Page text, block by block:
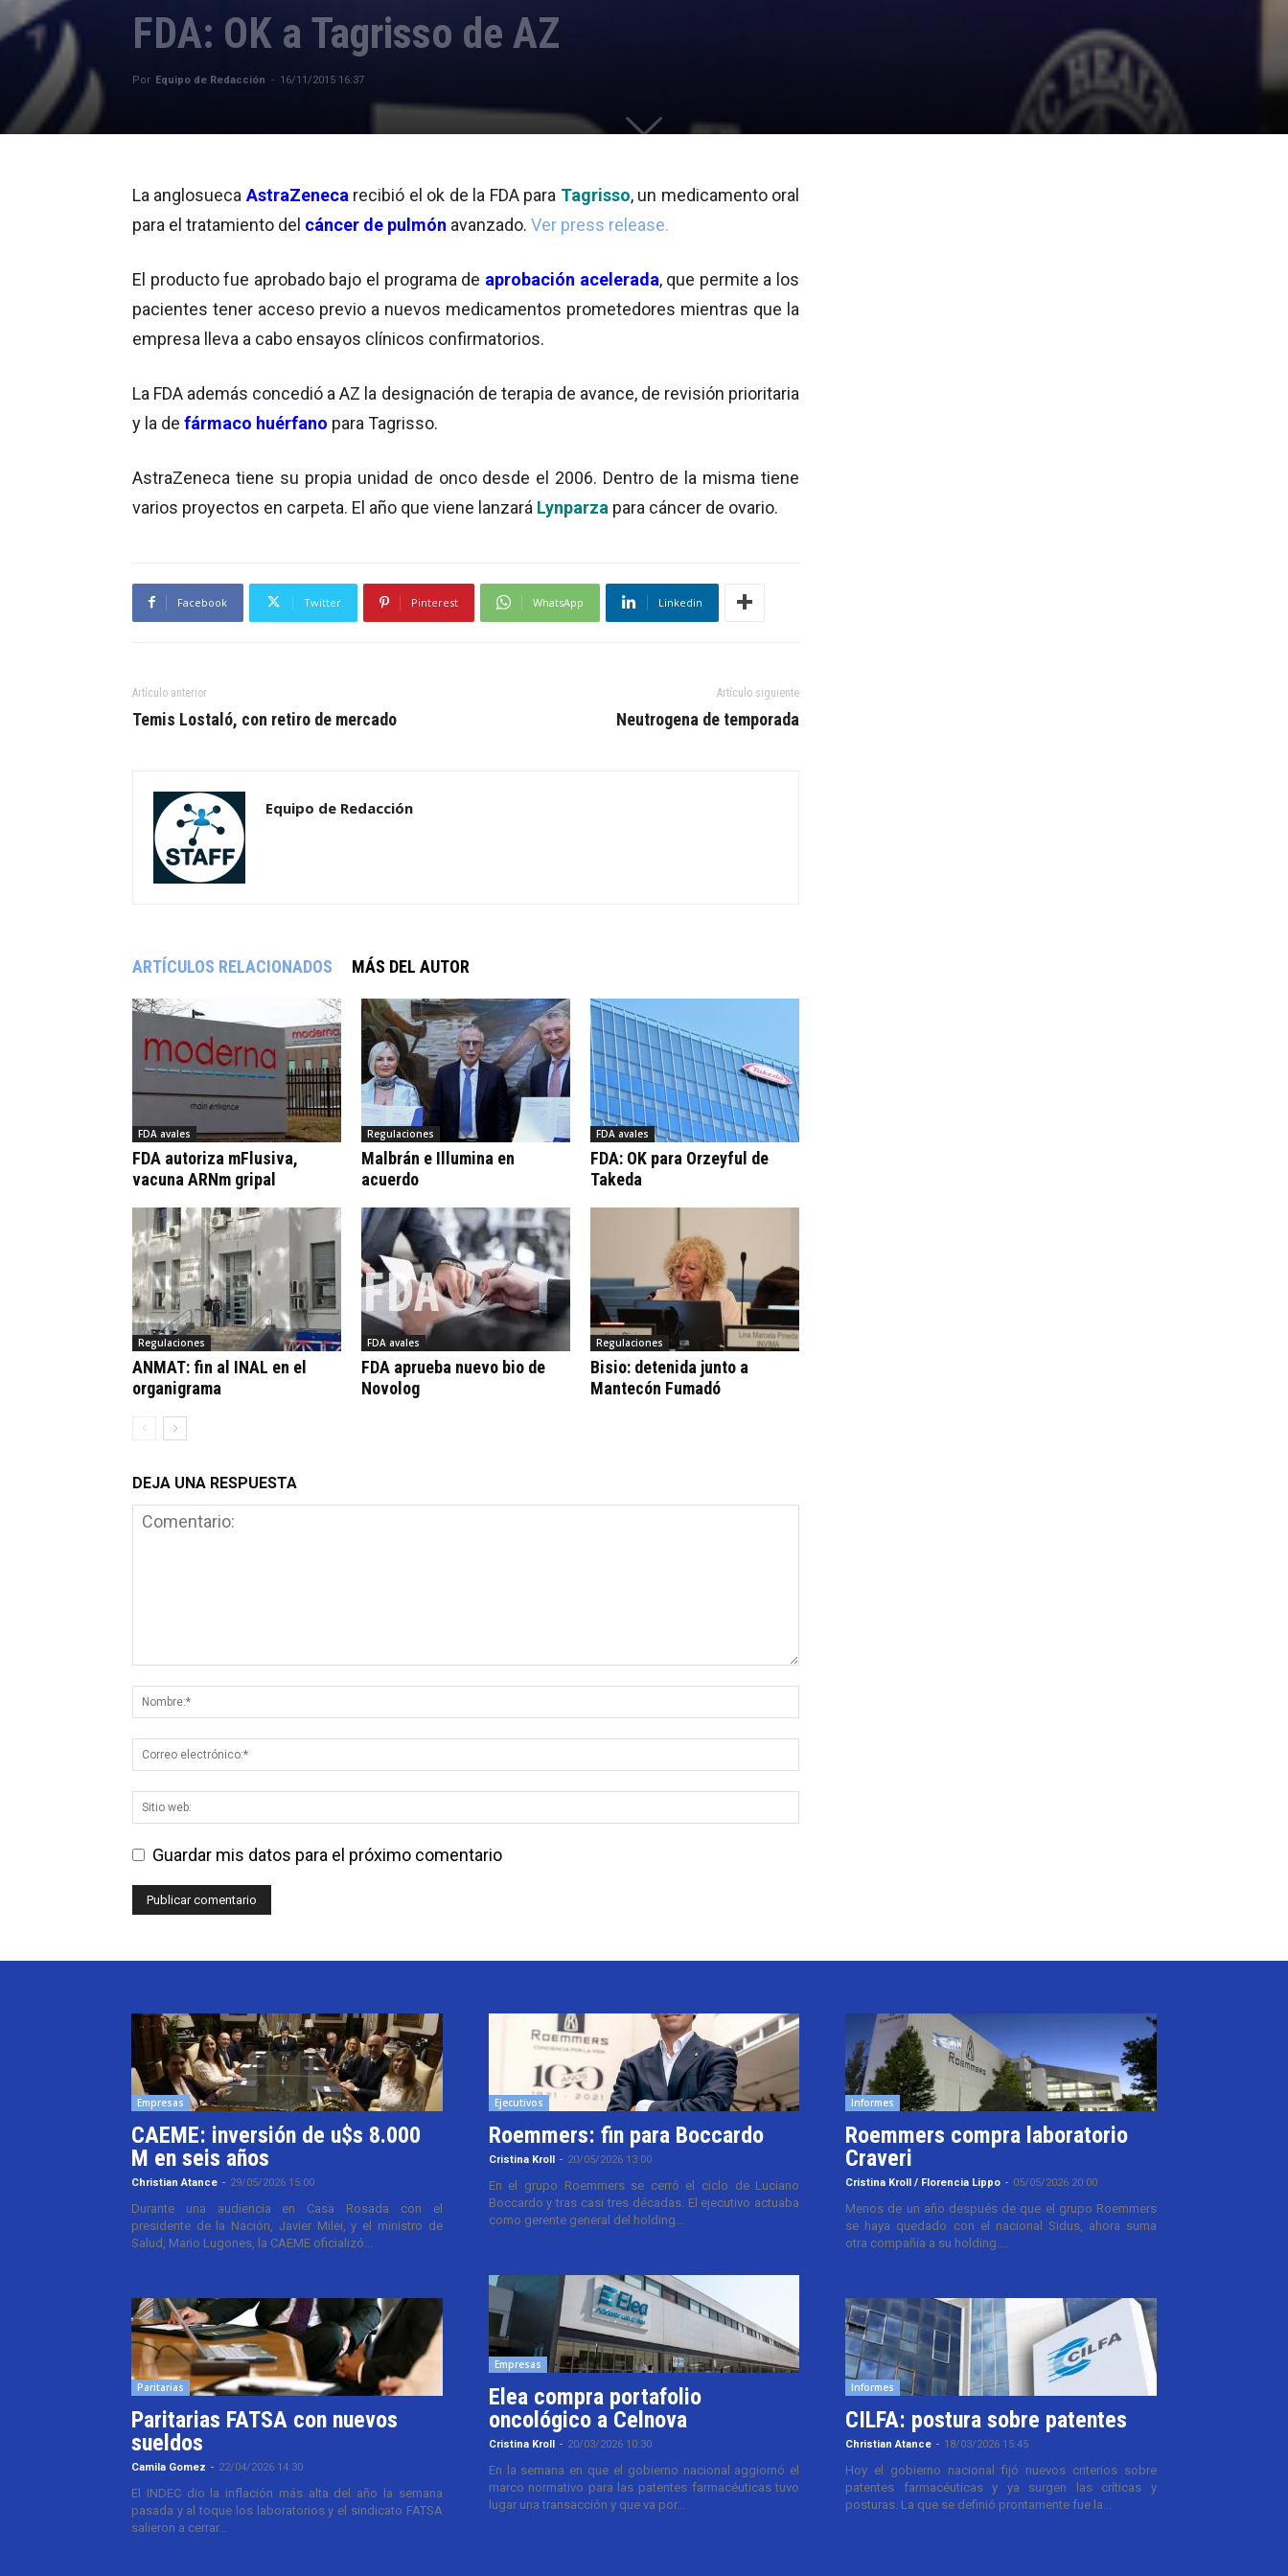
FDA: OK a Tagrisso de AZ
Por Equipo de Redacción - 16/11/2015 16:37
La anglosueca AstraZeneca recibió el ok de la FDA para Tagrisso, un medicamento oral
para el tratamiento del cáncer de pulmón avanzado. Ver press release.
El producto fue aprobado bajo el programa de aprobación acelerada, que permite a los
pacientes tener acceso previo a nuevos medicamentos prometedores mientras que la
empresa lleva a cabo ensayos clínicos confirmatorios.
La FDA además concedió a AZ la designación de terapia de avance, de revisión prioritaria
y la de fármaco huérfano para Tagrisso.
AstraZeneca tiene su propia unidad de onco desde el 2006. Dentro de la misma tiene
varios proyectos en carpeta. El año que viene lanzará Lynparza para cáncer de ovario.
Facebook Twitter Pinterest WhatsApp Linkedin
Artículo anterior
Temis Lostaló, con retiro de mercado
Artículo siguiente
Neutrogena de temporada
Equipo de Redacción
ARTÍCULOS RELACIONADOS MÁS DEL AUTOR
FDA avales
FDA autoriza mFlusiva,
vacuna ARNm gripal
Regulaciones
Malbrán e Illumina en
acuerdo
FDA avales
FDA: OK para Orzeyful de
Takeda
Regulaciones
ANMAT: fin al INAL en el
organigrama
FDA avales
FDA aprueba nuevo bio de
Novolog
Regulaciones
Bisio: detenida junto a
Mantecón Fumadó
DEJA UNA RESPUESTA
Guardar mis datos para el próximo comentario
Empresas
CAEME: inversión de u$s 8.000
M en seis años
Christian Atance - 29/05/2026 15:00
Durante una audiencia en Casa Rosada con el
presidente de la Nación, Javier Milei, y el ministro de
Salud, Mario Lugones, la CAEME oficializó...
Paritarias
Paritarias FATSA con nuevos
sueldos
Camila Gomez - 22/04/2026 14:30
El INDEC dio la inflación más alta del año la semana
pasada y al toque los laboratorios y el sindicato FATSA
salieron a cerrar...
Ejecutivos
Roemmers: fin para Boccardo
Cristina Kroll - 20/05/2026 13:00
En el grupo Roemmers se cerró el ciclo de Luciano
Boccardo y tras casi tres décadas. El ejecutivo actuaba
como gerente general del holding...
Empresas
Elea compra portafolio
oncológico a Celnova
Cristina Kroll - 20/03/2026 10:30
En la semana en que el gobierno nacional aggiornó el
marco normativo para las patentes farmacéuticas tuvo
lugar una transacción y que va por...
Informes
Roemmers compra laboratorio
Craveri
Cristina Kroll / Florencia Lippo - 05/05/2026 20:00
Menos de un año después de que el grupo Roemmers
se haya quedado con el nacional Sidus, ahora suma
otra compañía a su holding....
Informes
CILFA: postura sobre patentes
Christian Atance - 18/03/2026 15:45
Hoy el gobierno nacional fijó nuevos criterios sobre
patentes farmacéuticas y ya surgen las críticas y
posturas. La que se definió prontamente fue la...